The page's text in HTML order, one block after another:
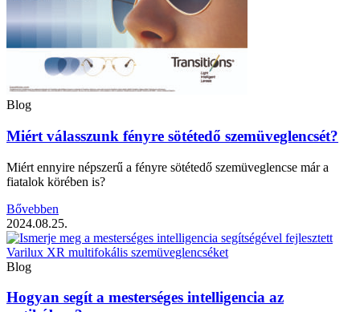
Blog
Miért válasszunk fényre sötétedő szemüveglencsét?
Miért ennyire népszerű a fényre sötétedő szemüveglencse már a
fiatalok körében is?
Bővebben
2024.08.25.
Blog
Hogyan segít a mesterséges intelligencia az